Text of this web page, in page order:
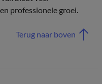
professionele groei.
Terug naar boven